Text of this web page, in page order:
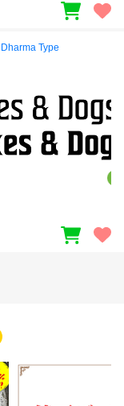
Dharma Type